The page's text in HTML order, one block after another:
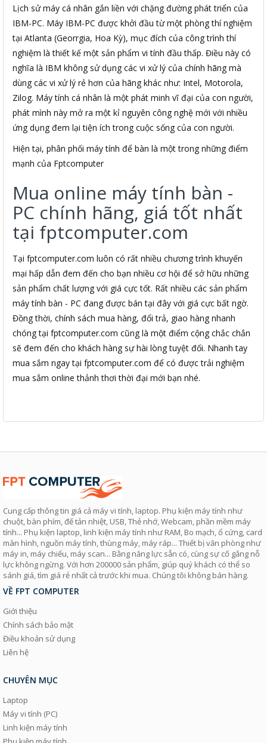
Lịch sử máy cá nhân gắn liền với chặng đường phát triển của
IBM-PC. Máy IBM-PC được khởi đầu từ một phòng thí nghiệm
tại Atlanta (Georrgia, Hoa Kỳ), mục đích của công trình thí
nghiệm là thiết kế một sản phẩm vi tính đầu thấp. Điều này có
nghĩa là IBM không sử dụng các vi xử lý của chính hãng mà
dùng các vi xử lý rẻ hơn của hãng khác như: Intel, Motorola,
Zilog. Máy tính cá nhân là một phát minh vĩ đại của con người,
phát mình này mở ra một kỉ nguyên công nghệ mới với nhiều
ứng dụng đem lại tiện ích trong cuộc sống của con người.
Hiện tại, phân phối máy tính để bàn là một trong những điểm
mạnh của Fptcomputer
Mua online máy tính bàn -
PC chính hãng, giá tốt nhất
tại fptcomputer.com
Tại fptcomputer.com luôn có rất nhiều chương trình khuyến
mại hấp dẫn đem đến cho bạn nhiều cơ hội để sở hữu những
sản phẩm chất lượng với giá cực tốt. Rất nhiều các sản phẩm
máy tính bàn - PC đang được bán tại đây với giá cực bất ngờ.
Đồng thời, chính sách mua hàng, đổi trả, giao hàng nhanh
chóng tại fptcomputer.com cũng là một điểm cộng chắc chắn
sẽ đem đến cho khách hàng sự hài lòng tuyệt đối. Nhanh tay
mua sắm ngay tại fptcomputer.com để có được trải nghiệm
mua sắm online thảnh thơi thời đại mới bạn nhé.
Cung cấp thông tin giá cả máy vi tính, laptop. Phụ kiện máy tính như
chuột, bàn phím, đế tản nhiệt, USB, Thẻ nhớ, Webcam, phần mềm máy
tính... Phụ kiện laptop, linh kiện máy tính như RAM, Bo mạch, ổ cứng, card
màn hình, nguồn máy tính, thùng máy, máy ráp... Thiết bị văn phòng như
máy in, máy chiếu, máy scan... Bằng năng lực sẵn có, cùng sự cố gắng nỗ
lực không ngừng. Với hơn 200000 sản phẩm, giúp quý khách có thể so
sánh giá, tìm giá rẻ nhất cả trước khi mua. Chúng tôi không bán hàng.
VỀ FPT COMPUTER
Giới thiệu
Chính sách bảo mật
Điều khoản sử dụng
Liên hệ
CHUYÊN MỤC
Laptop
Máy vi tính (PC)
Linh kiện máy tính